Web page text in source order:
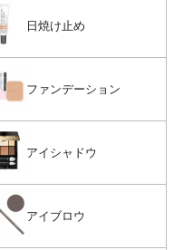
日焼け止め
ファンデーション
アイシャドウ
アイブロウ